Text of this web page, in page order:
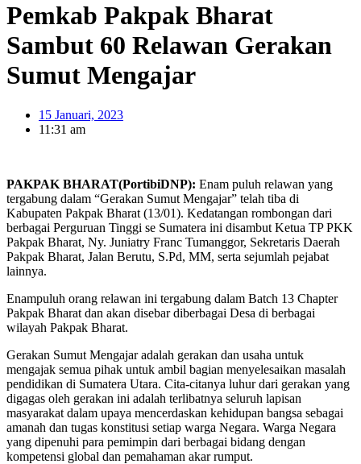
Pemkab Pakpak Bharat
Sambut 60 Relawan Gerakan
Sumut Mengajar
15 Januari, 2023
11:31 am
PAKPAK BHARAT(PortibiDNP): Enam puluh relawan yang
tergabung dalam “Gerakan Sumut Mengajar” telah tiba di
Kabupaten Pakpak Bharat (13/01). Kedatangan rombongan dari
berbagai Perguruan Tinggi se Sumatera ini disambut Ketua TP PKK
Pakpak Bharat, Ny. Juniatry Franc Tumanggor, Sekretaris Daerah
Pakpak Bharat, Jalan Berutu, S.Pd, MM, serta sejumlah pejabat
lainnya.
Enampuluh orang relawan ini tergabung dalam Batch 13 Chapter
Pakpak Bharat dan akan disebar diberbagai Desa di berbagai
wilayah Pakpak Bharat.
Gerakan Sumut Mengajar adalah gerakan dan usaha untuk
mengajak semua pihak untuk ambil bagian menyelesaikan masalah
pendidikan di Sumatera Utara. Cita-citanya luhur dari gerakan yang
digagas oleh gerakan ini adalah terlibatnya seluruh lapisan
masyarakat dalam upaya mencerdaskan kehidupan bangsa sebagai
amanah dan tugas konstitusi setiap warga Negara. Warga Negara
yang dipenuhi para pemimpin dari berbagai bidang dengan
kompetensi global dan pemahaman akar rumput.